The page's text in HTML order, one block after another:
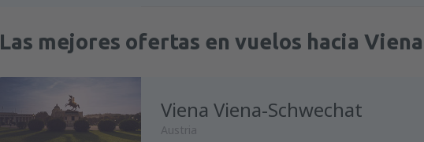
Las mejores ofertas en vuelos hacia
Viena Viena-Schwechat
Austria